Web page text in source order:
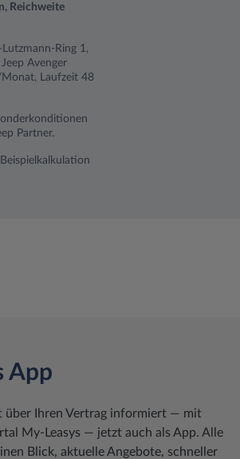
Reichweite
Ring 1,
Avenger
Laufzeit 48
Partner.
App
über Ihren Vertrag informiert ― mit
My-Leasys ― jetzt auch als App. Alle
Blick, aktuelle Angebote, schneller